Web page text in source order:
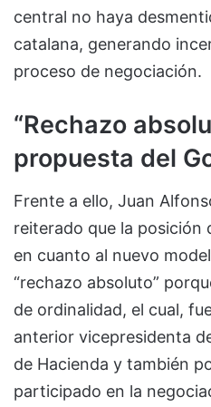
central no haya
catalana, generando
proceso de negociación.
“Rechazo
propuesta del
Frente a ello, Juan
reiterado que la posición
en cuanto al nuevo
“rechazo absoluto”
de ordinalidad, el cual,
anterior vicepresidenta
de Hacienda y también
participado en la